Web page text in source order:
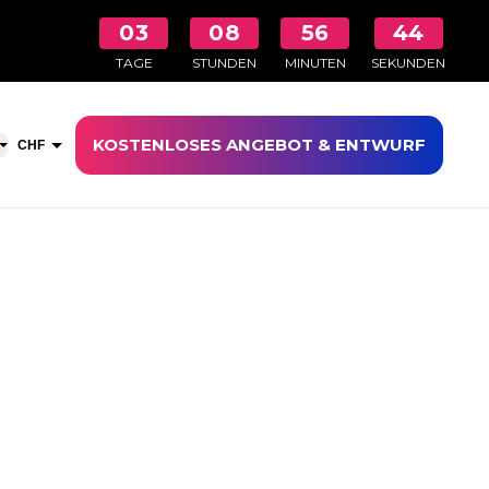
03
TAGE
08
STUNDEN
56
MINUTEN
43
SEKUNDEN
öffnen
CHF KOSTENLOSES ANGEBOT & ENTWURF